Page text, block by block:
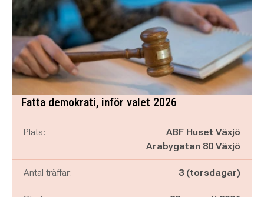
Fatta demokrati, inför valet 2026
Plats:
ABF Huset Växjö
Arabygatan 80 Växjö
Antal träffar: 3 (torsdagar)